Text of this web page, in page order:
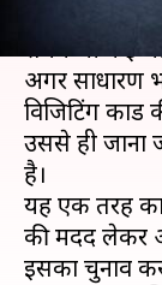
वेबसाइट
समय भी कई
अगर साधारण
विजिटिंग
उससे ही जाना
है।
यह एक तरह
की मदद लेकर
इसका चुनाव